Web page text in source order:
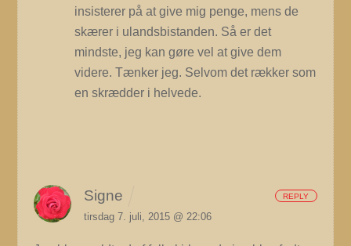
insisterer på at give mig penge, mens de
skærer i ulandsbistanden. Så er det
mindste, jeg kan gøre vel at give dem
videre. Tænker jeg. Selvom det rækker som
en skrædder i helvede.
Signe
tirsdag 7. juli, 2015 @ 22:06
REPLY